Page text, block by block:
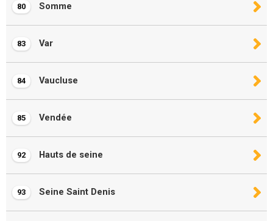
80 Somme
83 Var
84 Vaucluse
85 Vendée
92 Hauts de seine
93 Seine Saint Denis